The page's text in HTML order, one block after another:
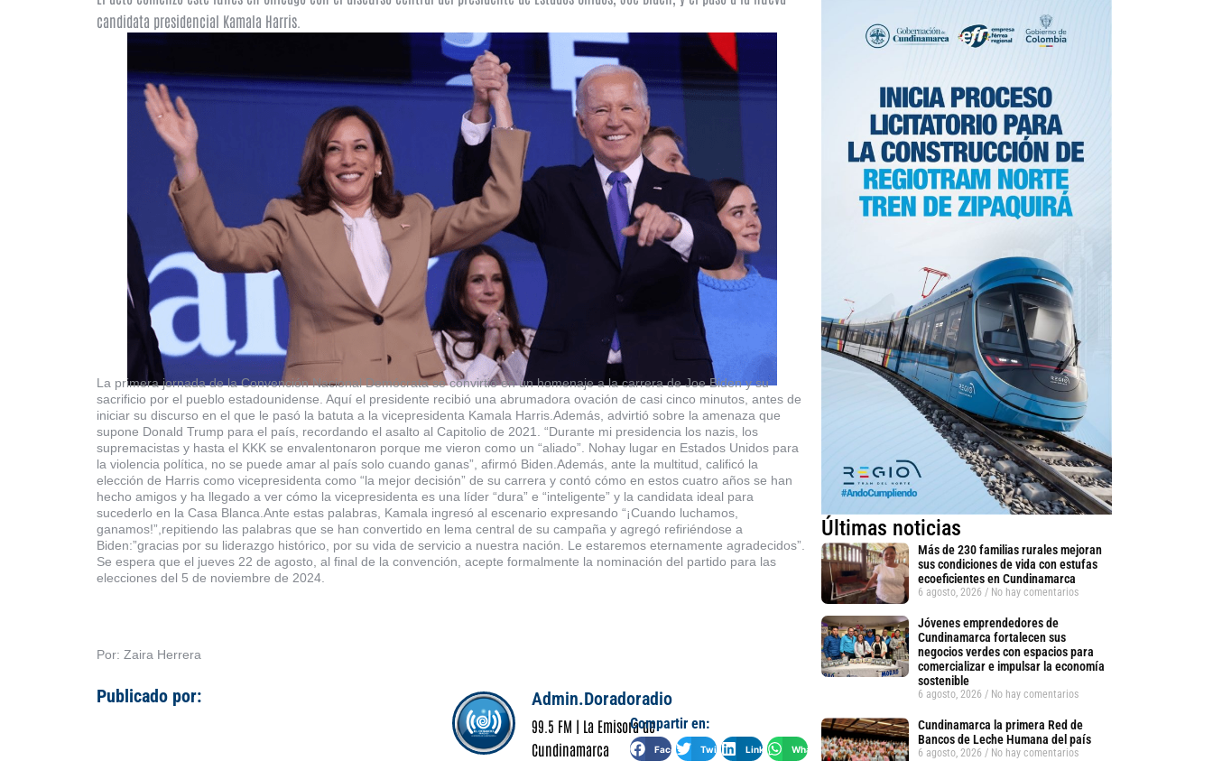
candidata presidencial Kamala Harris.
La primera jornada de la Convención Nacional Demócrata se convirtió en un homenaje a la carrera de Joe Biden y su
sacrificio por el pueblo estadounidense. Aquí el presidente recibió una abrumadora ovación de casi cinco minutos, antes de
iniciar su discurso en el que le pasó la batuta a la vicepresidenta Kamala Harris.Además, advirtió sobre la amenaza que
supone Donald Trump para el país, recordando el asalto al Capitolio de 2021. “Durante mi presidencia los nazis, los
supremacistas y hasta el KKK se envalentonaron porque me vieron como un “aliado”. Nohay lugar en Estados Unidos para
la violencia política, no se puede amar al país solo cuando ganas”, afirmó Biden.Además, ante la multitud, calificó la
elección de Harris como vicepresidenta como “la mejor decisión” de su carrera y contó cómo en estos cuatro años se han
hecho amigos y ha llegado a ver cómo la vicepresidenta es una líder “dura” e “inteligente” y la candidata ideal para
sucederlo en la Casa Blanca.Ante estas palabras, Kamala ingresó al escenario expresando “¡Cuando luchamos,
ganamos!”,repitiendo las palabras que se han convertido en lema central de su campaña y agregó refiriéndose a
Biden:”gracias por su liderazgo histórico, por su vida de servicio a nuestra nación. Le estaremos eternamente agradecidos”.
Se espera que el jueves 22 de agosto, al final de la convención, acepte formalmente la nominación del partido para las
elecciones del 5 de noviembre de 2024.
Por: Zaira Herrera
Publicado por: Admin.Doradoradio
99.5 FM | La Emisora de
Cundinamarca
Compartir en:
Facebook Twitter LinkedIn WhatsApp
Últimas noticias
Más de 230 familias rurales mejoran
sus condiciones de vida con estufas
ecoeficientes en Cundinamarca
6 agosto, 2026 No hay comentarios
Jóvenes emprendedores de
Cundinamarca fortalecen sus
negocios verdes con espacios para
comercializar e impulsar la economía
sostenible
6 agosto, 2026 No hay comentarios
Cundinamarca la primera Red de
Bancos de Leche Humana del país
6 agosto, 2026 No hay comentarios